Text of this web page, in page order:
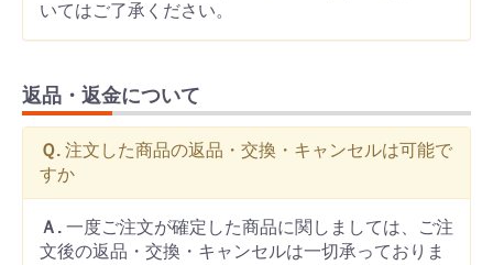
いてはご了承ください。
返品・返金について
Ｑ. 注文した商品の返品・交換・キャンセルは可能で
すか
Ａ. 一度ご注文が確定した商品に関しましては、ご注
文後の返品・交換・キャンセルは一切承っておりま